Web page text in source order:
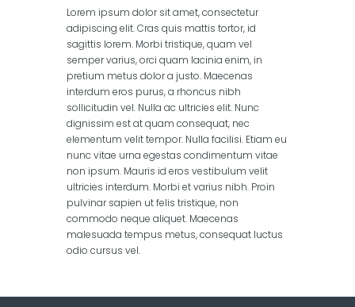
Lorem ipsum dolor sit amet, consectetur
adipiscing elit. Cras quis mattis tortor, id
sagittis lorem. Morbi tristique, quam vel
semper varius, orci quam lacinia enim, in
pretium metus dolor a justo. Maecenas
interdum eros purus, a rhoncus nibh
sollicitudin vel. Nulla ac ultricies elit. Nunc
dignissim est at quam consequat, nec
elementum velit tempor. Nulla facilisi. Etiam eu
nunc vitae urna egestas condimentum vitae
non ipsum. Mauris id eros vestibulum velit
ultricies interdum. Morbi et varius nibh. Proin
pulvinar sapien ut felis tristique, non
commodo neque aliquet. Maecenas
malesuada tempus metus, consequat luctus
odio cursus vel.